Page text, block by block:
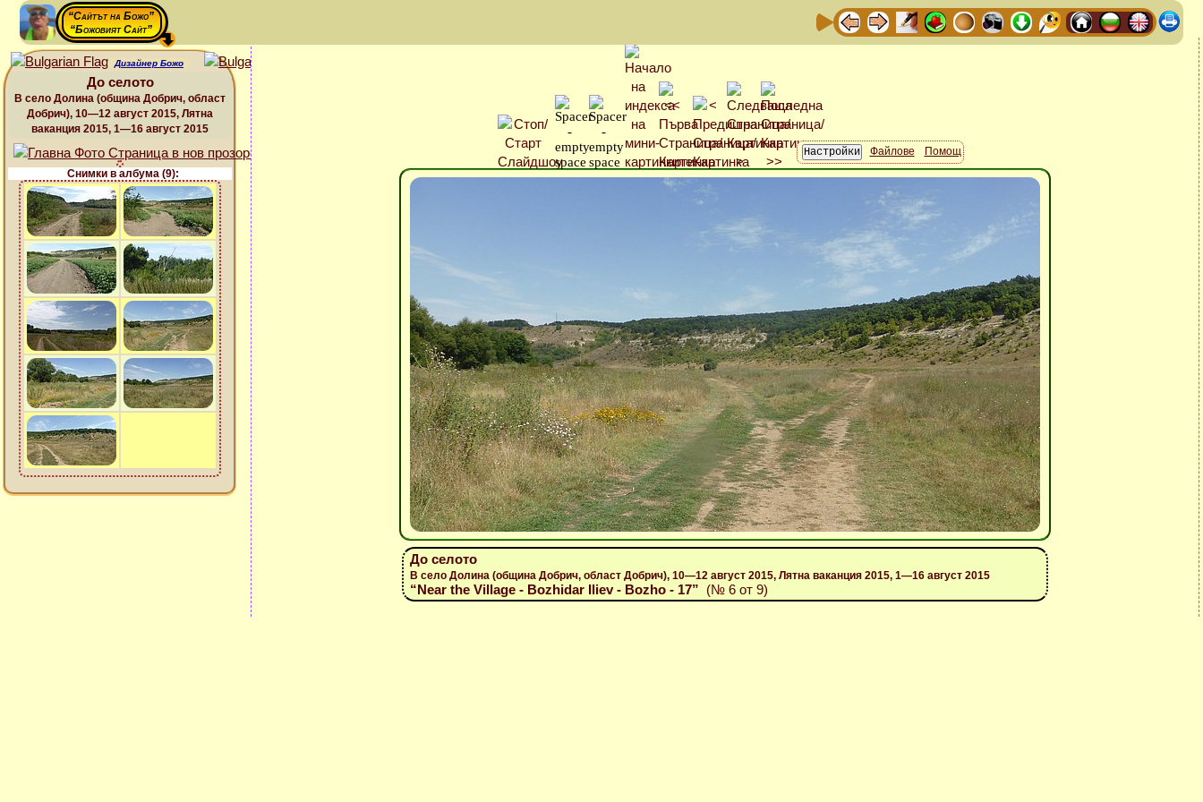
“Сайтът на Божо”
“Божовият Сайт”
Дизайнер Божо
До селото
В село Долина (община Добрич, област
Добрич), 10—12 август 2015, Лятна
ваканция 2015, 1—16 август 2015
Снимки в албума (9):
Файлове Помощ
До селото
В село Долина (община Добрич, област Добрич), 10—12 август 2015, Лятна ваканция 2015, 1—16 август 2015
“Near the Village - Bozhidar Iliev - Bozho - 17” (№ 6 от 9)